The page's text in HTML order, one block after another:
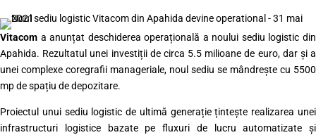
Vitacom a anunțat deschiderea operațională a noului sediu logistic din
Apahida. Rezultatul unei investiții de circa 5.5 milioane de euro, dar și a
unei complexe coregrafii manageriale, noul sediu se mândrește cu 5500
mp de spațiu de depozitare.
Proiectul unui sediu logistic de ultimă generație țintește realizarea unei
infrastructuri logistice bazate pe fluxuri de lucru automatizate și